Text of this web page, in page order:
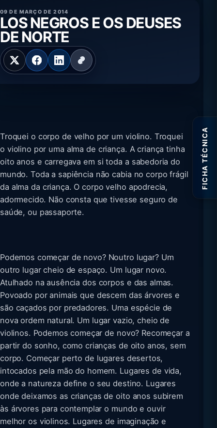
09 DE MARÇO DE 2014
LOS NEGROS E OS DEUSES
DE NORTE
Troquei o corpo de velho por um violino. Troquei
o violino por uma alma de criança. A criança tinha
oito anos e carregava em si toda a sabedoria do
mundo. Toda a sapiência não cabia no corpo frágil
da alma da criança. O corpo velho apodrecia,
adormecido. Não consta que tivesse seguro de
saúde, ou passaporte.
Podemos começar de novo? Noutro lugar? Um
outro lugar cheio de espaço. Um lugar novo.
Atulhado na ausência dos corpos e das almas.
Povoado por animais que descem das árvores e
são caçados por predadores. Uma espécie de
nova ordem natural. Um lugar vazio, cheio de
violinos. Podemos começar de novo? Recomeçar a
partir do sonho, como crianças de oito anos, sem
corpo. Começar perto de lugares desertos,
intocados pela mão do homem. Lugares de vida,
onde a natureza define o seu destino. Lugares
onde deixamos as crianças de oito anos subirem
às árvores para contemplar o mundo e ouvir
melhor os violinos. Lugares de imaginação e
FICHA TÉCNICA